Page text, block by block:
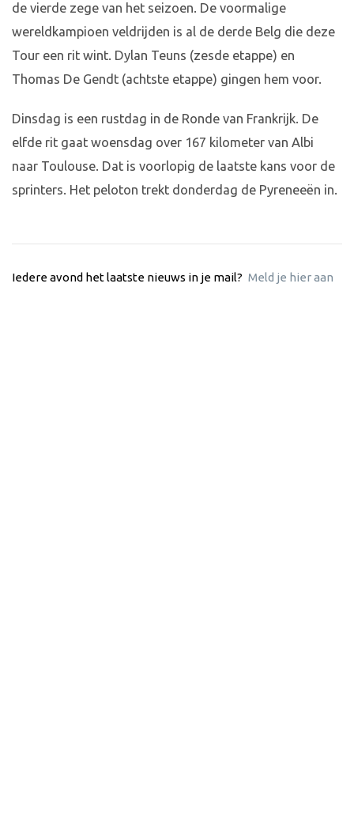
de vierde zege van het seizoen. De voormalige
wereldkampioen veldrijden is al de derde Belg die deze
Tour een rit wint. Dylan Teuns (zesde etappe) en
Thomas De Gendt (achtste etappe) gingen hem voor.
Dinsdag is een rustdag in de Ronde van Frankrijk. De
elfde rit gaat woensdag over 167 kilometer van Albi
naar Toulouse. Dat is voorlopig de laatste kans voor de
sprinters. Het peloton trekt donderdag de Pyreneeën in.
Iedere avond het laatste nieuws in je mail? Meld je hier aan